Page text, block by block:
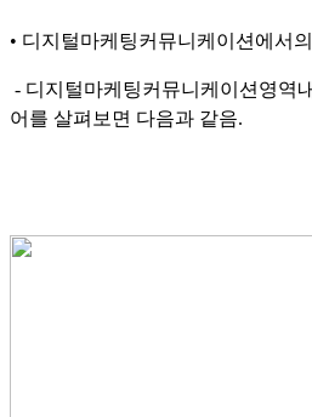
• 디지털마케팅커뮤니케이션에서
- 디지털마케팅커뮤니케이션영역
어를 살펴보면 다음과 같음.